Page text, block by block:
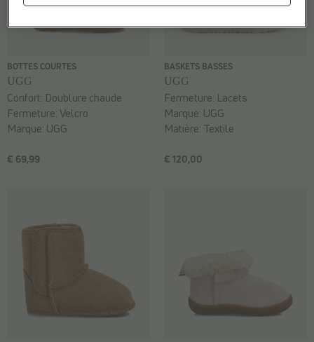
BOTTES COURTES
UGG
€ 69,99
Confort: Doublure chaude
Fermeture:Velcro
Marque: UGG
BASKETS BASSES
UGG
€ 120,00
Fermeture: Lacets
Marque: UGG
Matière: Textile